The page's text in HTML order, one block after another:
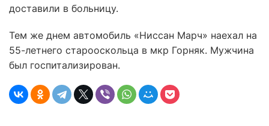
доставили в больницу.
Тем же днем автомобиль «Ниссан Марч» наехал на
55-летнего старооскольца в мкр Горняк. Мужчина
был госпитализирован.